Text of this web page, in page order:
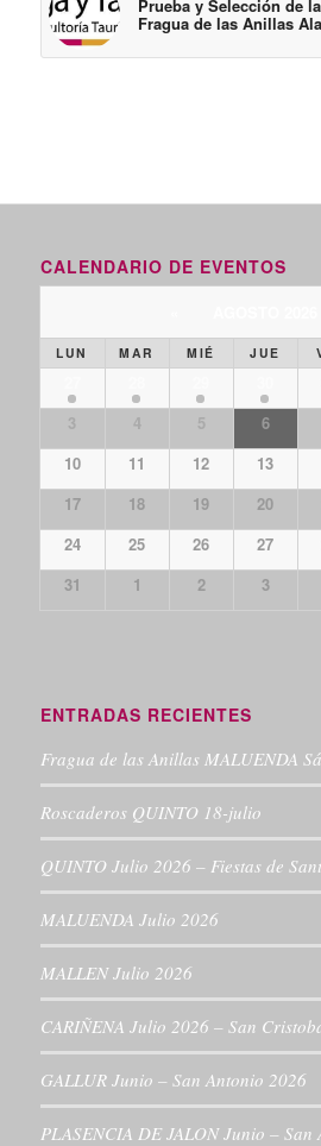
Prueba y Selección de
Fragua de las Anillas
CALENDARIO DE EVENTOS
LUN MAR MIÉ JUE
3
4 5 6
10
11 12 13
17
18 19 20
24
25 26 27
31
1 2 3
ENTRADAS RECIENTES
Fragua de las Anillas MALUENDA
Roscaderos QUINTO 18-julio
QUINTO Julio 2026 – Fiestas de
MALUENDA Julio 2026
MALLEN Julio 2026
CARIÑENA Julio 2026 – San
GALLUR Junio – San Antonio 2026
PLASENCIA DE JALON Junio – San